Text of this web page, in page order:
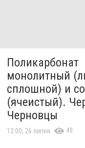
Поликарбонат
монолитный
сплошной) и
(ячеистый).
Черновцы
12:00, 26 липня 49